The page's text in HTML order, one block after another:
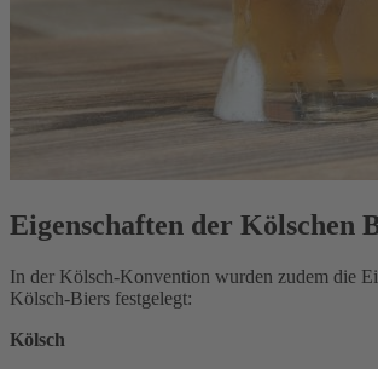
Eigenschaften der Kölschen
In der Kölsch-Konvention wurden zudem die
Kölsch-Biers festgelegt:
Kölsch